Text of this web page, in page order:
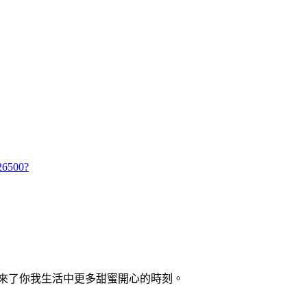
你我生活中更多甜蜜開心的時刻。